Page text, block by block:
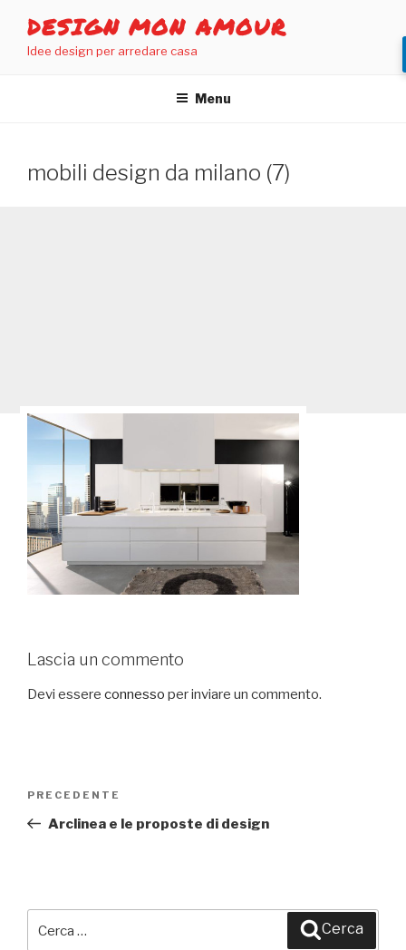
contenuto
DESIGN MON AMOUR
Idee design per arredare casa
Menu
mobili design da milano (7)
Lascia un commento
Devi essere connesso per inviare un commento.
Articolo
precedente:
PRECEDENTE
Arclinea e le proposte di design
Cerca